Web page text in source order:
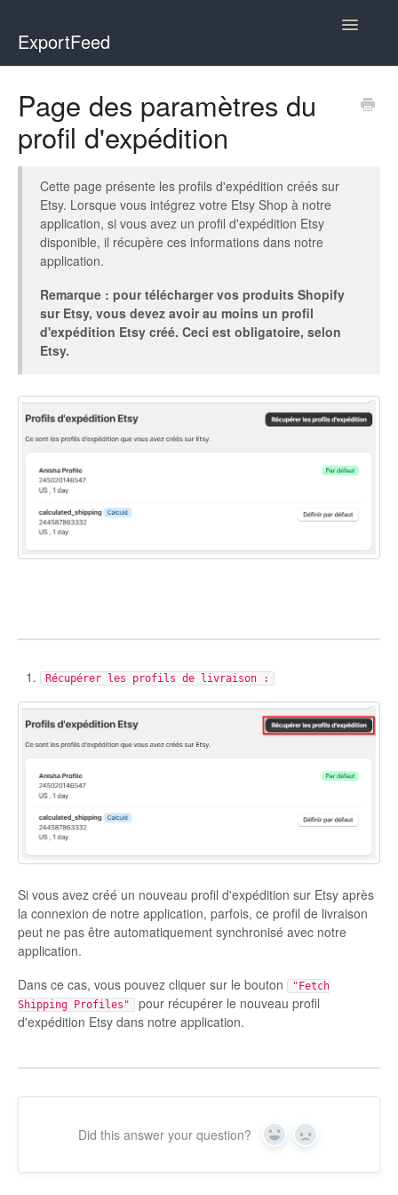
ExportFeed
Toggle
Wix - Square
Faire Integration
Affiliate Marketplace
Etsy Integration
Etsy Integration - French
Etsy Integration - Spanish
Etsy Integration - Dutch
Page Wise Docs - French
Page Wise Docs - Deutsch
Page Wise Docs - Italian
eBay Integration
Walmart Integration
Contact
Page des paramètres du
profil d'expédition
Cette page présente les profils d'expédition créés sur
Etsy. Lorsque vous intégrez votre Etsy Shop à notre
application, si vous avez un profil d'expédition Etsy
disponible, il récupère ces informations dans notre
application.
Remarque : pour télécharger vos produits Shopify
sur Etsy, vous devez avoir au moins un profil
d'expédition Etsy créé. Ceci est obligatoire, selon
Etsy.
Récupérer les profils de livraison :
Si vous avez créé un nouveau profil d'expédition sur Etsy après
la connexion de notre application, parfois, ce profil de livraison
peut ne pas être automatiquement synchronisé avec notre
application.
Dans ce cas, vous pouvez cliquer sur le bouton
"Fetch
Shipping Profiles"
pour récupérer le nouveau profil
d'expédition Etsy dans notre application.
Did this answer your question? Yes No